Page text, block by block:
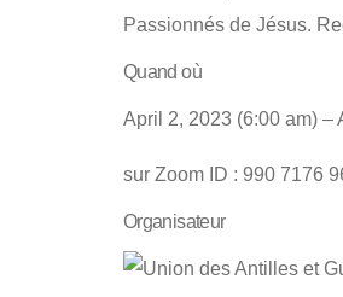
Passionnés de Jésus.
Quand où
April 2, 2023 (6:00 am) –
sur Zoom ID : 990 7176
Organisateur